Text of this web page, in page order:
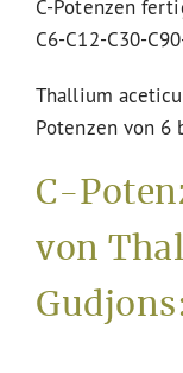
C-Potenzen
C6-C12-C30-
Thallium
Potenzen von 6
C-
von